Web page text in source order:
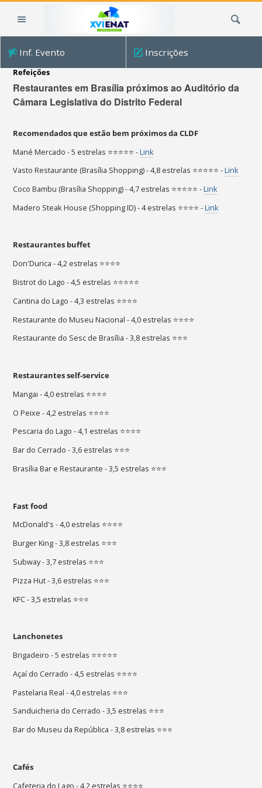
Inf. Evento Inscrições
Refeições
Restaurantes em Brasília próximos ao Auditório da
Câmara Legislativa do Distrito Federal
Recomendados que estão bem próximos da CLDF
Mané Mercado - 5 estrelas ⭐⭐⭐⭐⭐ -Link
Vasto Restaurante (Brasília Shopping) - 4,8 estrelas ⭐⭐⭐⭐⭐ -Link
Coco Bambu (Brasília Shopping) - 4,7 estrelas ⭐⭐⭐⭐⭐ -Link
Madero Steak House (Shopping ID) - 4 estrelas ⭐⭐⭐⭐ -Link
Restaurantes buffet
Don'Durica - 4,2 estrelas ⭐⭐⭐⭐
Bistrot do Lago - 4,5 estrelas ⭐⭐⭐⭐⭐
Cantina do Lago - 4,3 estrelas ⭐⭐⭐⭐
Restaurante do Museu Nacional - 4,0 estrelas ⭐⭐⭐⭐
Restaurante do Sesc de Brasília - 3,8 estrelas ⭐⭐⭐
Restaurantes self-service
Mangai - 4,0 estrelas ⭐⭐⭐⭐
O Peixe - 4,2 estrelas ⭐⭐⭐⭐
Pescaria do Lago - 4,1 estrelas ⭐⭐⭐⭐
Bar do Cerrado - 3,6 estrelas ⭐⭐⭐
Brasília Bar e Restaurante - 3,5 estrelas ⭐⭐⭐
Fast food
McDonald's - 4,0 estrelas ⭐⭐⭐⭐
Burger King - 3,8 estrelas ⭐⭐⭐
Subway - 3,7 estrelas ⭐⭐⭐
Pizza Hut - 3,6 estrelas ⭐⭐⭐
KFC - 3,5 estrelas ⭐⭐⭐
Lanchonetes
Brigadeiro - 5 estrelas ⭐⭐⭐⭐⭐
Açaí do Cerrado - 4,5 estrelas ⭐⭐⭐⭐
Pastelaria Real - 4,0 estrelas ⭐⭐⭐
Sanduicheria do Cerrado - 3,5 estrelas ⭐⭐⭐
Bar do Museu da República - 3,8 estrelas ⭐⭐⭐
Cafés
Cafeteria do Lago - 4,2 estrelas ⭐⭐⭐⭐